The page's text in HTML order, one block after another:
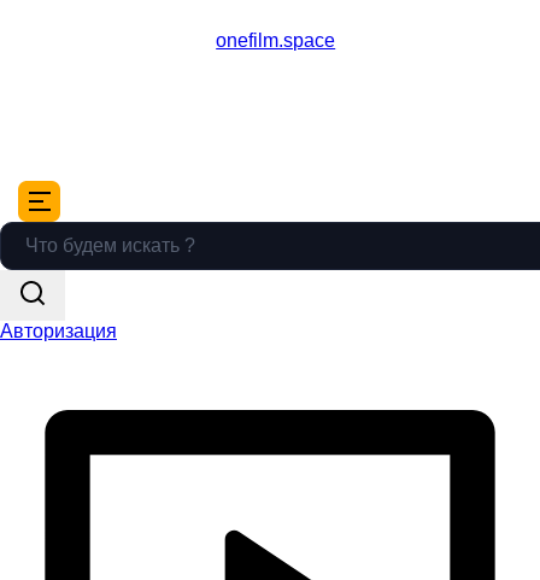
onefilm.space
Авторизация